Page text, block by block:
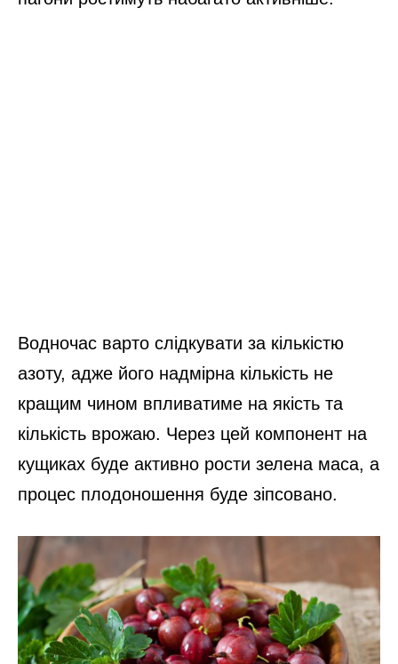
Водночас варто слідкувати за кількістю
азоту, адже його надмірна кількість не
кращим чином впливатиме на якість та
кількість врожаю. Через цей компонент на
кущиках буде активно рости зелена маса, а
процес плодоношення буде зіпсовано.